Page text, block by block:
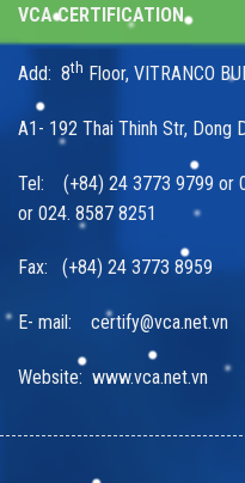
VCA CERTIFICATION
Add: 8th Floor, VITRANCO
A1- 192 Thai Thinh Str, Dong
Tel: (+84) 24 3773 9799 or
or 024. 8587 8251
Fax: (+84) 24 3773 8959
E- mail: certify@vca.net.vn
Website: www.vca.net.vn